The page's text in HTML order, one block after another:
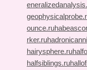
ounce.ru
rker.ru
hairysphere.ru
halfsiblings.ru